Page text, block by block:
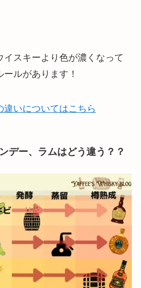
イスキーより色が濃くなって
ルがあります！
いについてはこちら
デー、ラムはどう違う？？